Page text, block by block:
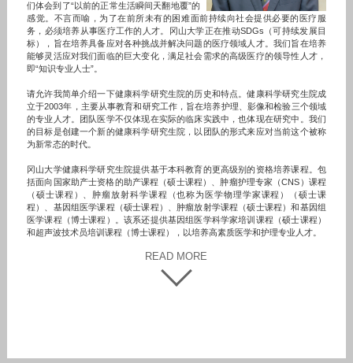
们体会到了“以前的正常生活瞬间天翻地覆”的
感觉。不言而喻，为了在前所未有的困难面前持续向社会提供必要的医疗服
务，必须培养从事医疗工作的人才。冈山大学正在推动SDGs（可持续发展目
标），旨在培养具备应对各种挑战并解决问题的医疗领域人才。我们旨在培养
能够灵活应对我们面临的巨大变化，满足社会需求的高级医疗的领导性人才，
即“知识专业人士”。
请允许我简单介绍一下健康科学研究生院的历史和特点。健康科学研究生院成
立于2003年，主要从事教育和研究工作，旨在培养护理、影像和检验三个领域
的专业人才。团队医学不仅体现在实际的临床实践中，也体现在研究中。我们
的目标是创建一个新的健康科学研究生院，以团队的形式来应对当前这个被称
为新常态的时代。
冈山大学健康科学研究生院提供基于本科教育的更高级别的资格培养课程。包
括面向国家助产士资格的助产课程（硕士课程）、肿瘤护理专家（CNS）课程
（硕士课程）、肿瘤放射科学课程（也称为医学物理学家课程）（硕士课
程）、基因组医学课程（硕士课程）、肿瘤放射学课程（硕士课程）和基因组
医学课程（博士课程）。该系还提供基因组医学科学家培训课程（硕士课程）
和超声波技术员培训课程（博士课程），以培养高素质医学和护理专业人才。
READ MORE